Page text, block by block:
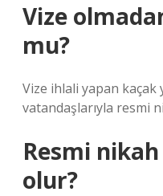
Vize
mu?
Vize ihlali yapan kaçak
vatandaşlarıyla resmi
Resmi
olur?